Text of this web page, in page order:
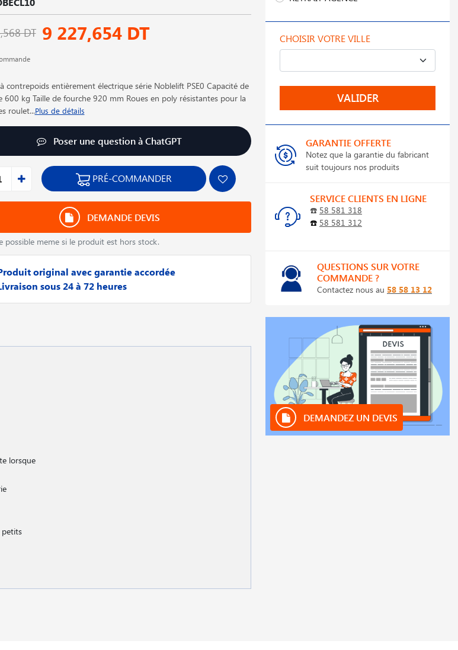
DT 9 227,654 DT
contrepoids entièrement électrique série Noblelift PSE0 Capacité de
600 kg Taille de fourche 920 mm Roues en poly résistantes pour la
roulet...Plus de détails
Poser une question à ChatGPT
PRÉ-COMMANDER
DEMANDE DEVIS
possible meme si le produit est hors stock.
original avec garantie accordée
sous 24 à 72 heures
lorsque
petits
CHOISIR VOTRE VILLE
VALIDER
GARANTIE OFFERTE
Notez que la garantie du fabricant
suit toujours nos produits
SERVICE CLIENTS EN LIGNE
☎️ 58 581 318
☎️ 58 581 312
QUESTIONS SUR VOTRE
COMMANDE ?
Contactez nous au 58 58 13 12
DEMANDEZ UN DEVIS